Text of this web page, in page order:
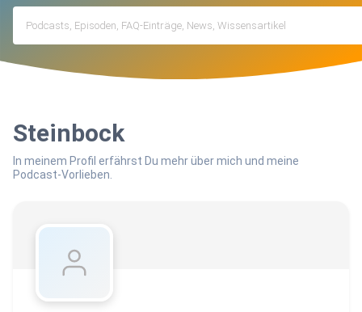
Steinbock
In meinem Profil erfährst Du mehr über mich und meine
Podcast-Vorlieben.